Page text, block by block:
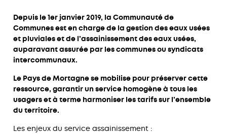
Depuis le 1er janvier 2019, la Communauté de
Communes est en charge de la gestion des eaux usées
et pluviales et de l’assainissement des eaux usées,
auparavant assurée par les communes ou syndicats
intercommunaux.
Le Pays de Mortagne se mobilise pour préserver cette
ressource, garantir un service homogène à tous les
usagers et à terme harmoniser les tarifs sur l’ensemble
du territoire.
Les enjeux du service assainissement :